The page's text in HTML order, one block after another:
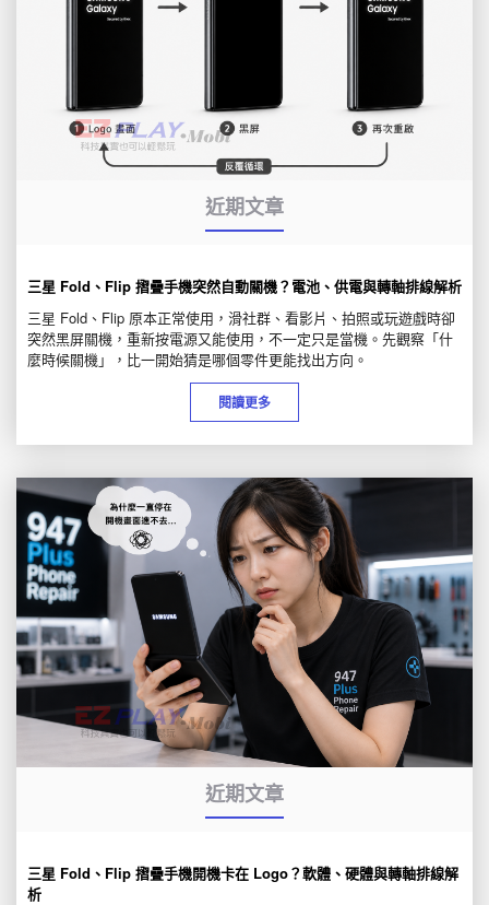
近期文章
三星 Fold、Flip 摺疊手機突然自動關機？電池、供電與轉軸排線解析
三星 Fold、Flip 原本正常使用，滑社群、看影片、拍照或玩遊戲時卻
突然黑屏關機，重新按電源又能使用，不一定只是當機。先觀察「什
麼時候關機」，比一開始猜是哪個零件更能找出方向。
閱讀更多
近期文章
三星 Fold、Flip 摺疊手機開機卡在 Logo？軟體、硬體與轉軸排線解
析